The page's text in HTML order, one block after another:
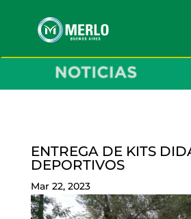
ENTREGA DE KITS
DEPORTIVOS
Mar 22, 2023